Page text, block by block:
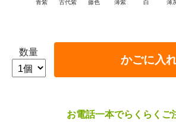
数量
お電話一本でらくらくご